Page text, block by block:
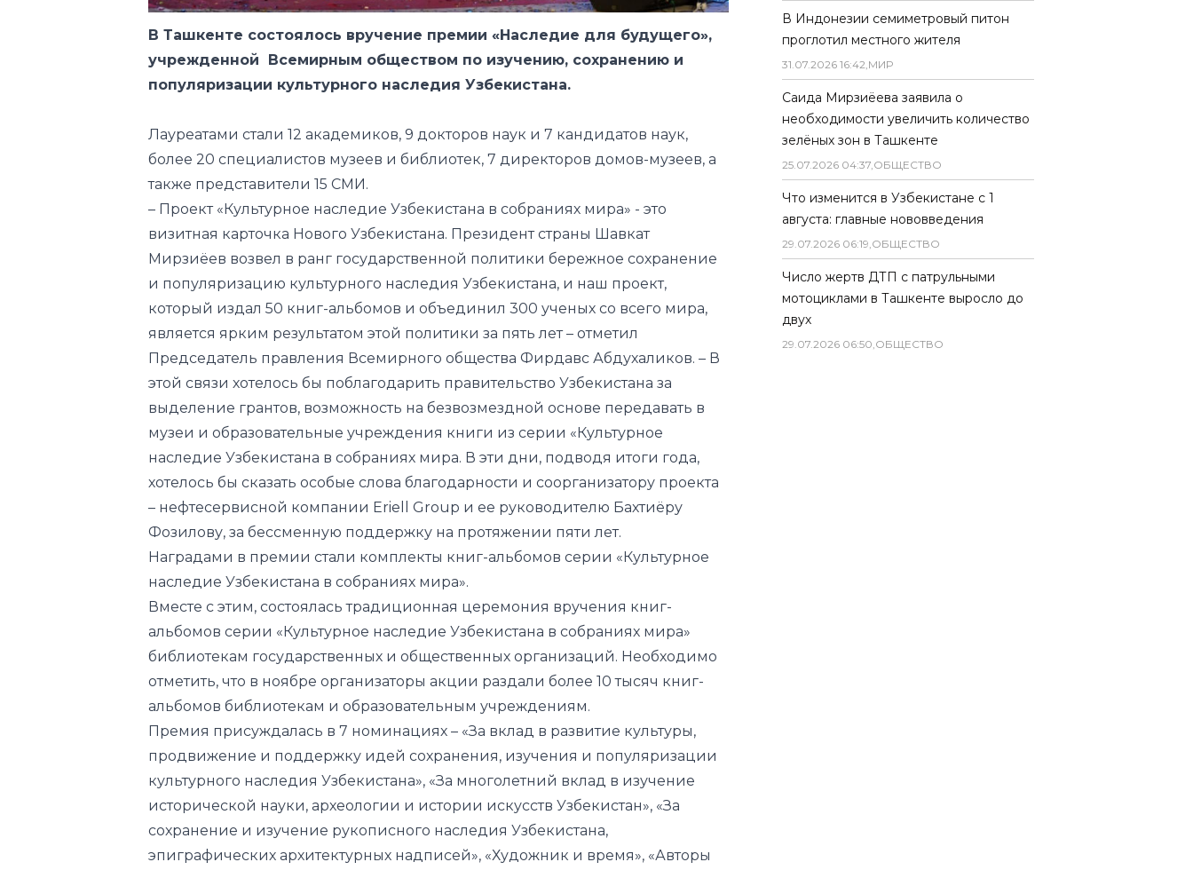
В Ташкенте состоялось вручение премии «Наследие для будущего»,
учрежденной Всемирным обществом по изучению, сохранению и
популяризации культурного наследия Узбекистана.
Лауреатами стали 12 академиков, 9 докторов наук и 7 кандидатов наук,
более 20 специалистов музеев и библиотек, 7 директоров домов-музеев, а
также представители 15 СМИ.
– Проект «Культурное наследие Узбекистана в собраниях мира» - это
визитная карточка Нового Узбекистана. Президент страны Шавкат
Мирзиёев возвел в ранг государственной политики бережное сохранение
и популяризацию культурного наследия Узбекистана, и наш проект,
который издал 50 книг-альбомов и объединил 300 ученых со всего мира,
является ярким результатом этой политики за пять лет – отметил
Председатель правления Всемирного общества Фирдавс Абдухаликов. – В
этой связи хотелось бы поблагодарить правительство Узбекистана за
выделение грантов, возможность на безвозмездной основе передавать в
музеи и образовательные учреждения книги из серии «Культурное
наследие Узбекистана в собраниях мира. В эти дни, подводя итоги года,
хотелось бы сказать особые слова благодарности и соорганизатору проекта
– нефтесервисной компании Eriell Group и ее руководителю Бахтиёру
Фозилову, за бессменную поддержку на протяжении пяти лет.
Наградами в премии стали комплекты книг-альбомов серии «Культурное
наследие Узбекистана в собраниях мира».
Вместе с этим, состоялась традиционная церемония вручения книг-
альбомов серии «Культурное наследие Узбекистана в собраниях мира»
библиотекам государственных и общественных организаций. Необходимо
отметить, что в ноябре организаторы акции раздали более 10 тысяч книг-
альбомов библиотекам и образовательным учреждениям.
Премия присуждалась в 7 номинациях – «За вклад в развитие культуры,
продвижение и поддержку идей сохранения, изучения и популяризации
культурного наследия Узбекистана», «За многолетний вклад в изучение
исторической науки, археологии и истории искусств Узбекистан», «За
сохранение и изучение рукописного наследия Узбекистана,
эпиграфических архитектурных надписей», «Художник и время», «Авторы
В Индонезии семиметровый питон
проглотил местного жителя
31.07.2026 16:42,МИР
Саида Мирзиёева заявила о
необходимости увеличить количество
зелёных зон в Ташкенте
25.07.2026 04:37,ОБЩЕСТВО
Что изменится в Узбекистане с 1
августа: главные нововведения
29.07.2026 06:19,ОБЩЕСТВО
Число жертв ДТП с патрульными
мотоциклами в Ташкенте выросло до
двух
29.07.2026 06:50,ОБЩЕСТВО